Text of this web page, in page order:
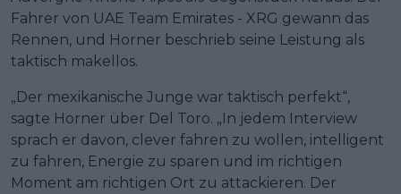
Fahrer von UAE Team Emirates - XRG gewann das
Rennen, und Horner beschrieb seine Leistung als
taktisch makellos.
„Der mexikanische Junge war taktisch perfekt“,
sagte Horner über Del Toro. „In jedem Interview
sprach er davon, clever fahren zu wollen, intelligent
zu fahren, Energie zu sparen und im richtigen
Moment am richtigen Ort zu attackieren. Der